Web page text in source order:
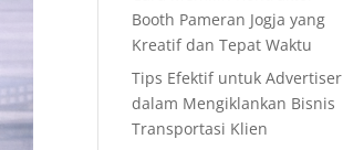
Booth Pameran Jogja yang
Kreatif dan Tepat Waktu
Tips Efektif untuk Advertiser
dalam Mengiklankan Bisnis
Transportasi Klien